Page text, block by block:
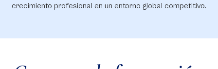
crecimiento profesional en un entorno global competitivo.